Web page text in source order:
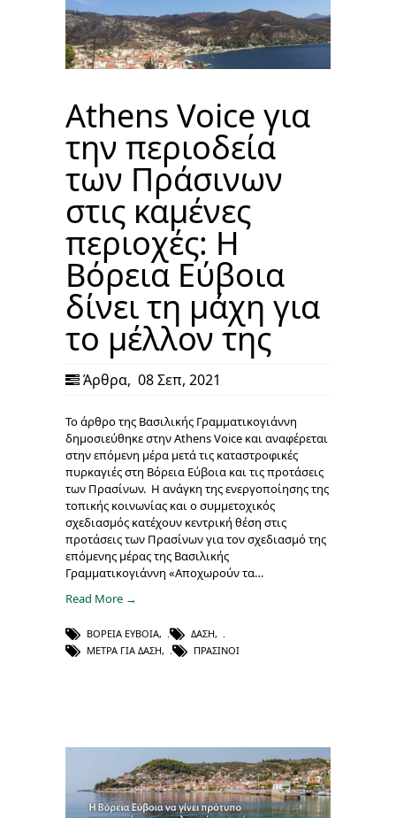
Athens Voice για
την περιοδεία
των Πράσινων
στις καμένες
περιοχές: Η
Βόρεια Εύβοια
δίνει τη μάχη για
το μέλλον της
Άρθρα, 08 Σεπ, 2021
Το άρθρο της Βασιλικής Γραμματικογιάννη
δημοσιεύθηκε στην Athens Voice και αναφέρεται
στην επόμενη μέρα μετά τις καταστροφικές
πυρκαγιές στη Βόρεια Εύβοια και τις προτάσεις
των Πρασίνων. Η ανάγκη της ενεργοποίησης της
τοπικής κοινωνίας και ο συμμετοχικός
σχεδιασμός κατέχουν κεντρική θέση στις
προτάσεις των Πρασίνων για τον σχεδιασμό της
επόμενης μέρας της Βασιλικής
Γραμματικογιάννη «Αποχωρούν τα…
Read More →
ΒΌΡΕΙΑ ΕΎΒΟΙΑ, ΔΆΣΗ,
ΜΈΤΡΑ ΓΙΑ ΔΆΣΗ, ΠΡΆΣΙΝΟΙ